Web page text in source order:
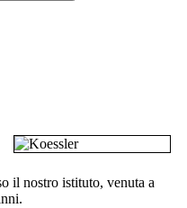
il nostro istituto, venuta a